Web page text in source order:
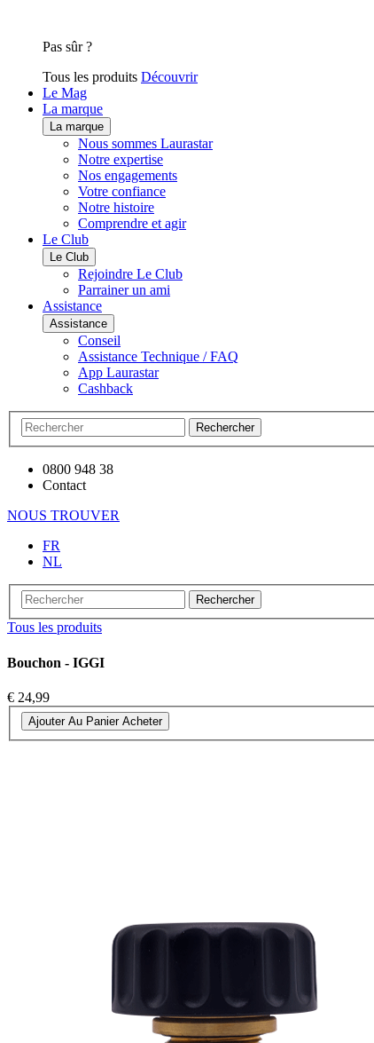
Pas sûr ?
Tous les produits Découvrir
Le Mag
La marque
La marque
Nous sommes Laurastar
Notre expertise
Nos engagements
Votre confiance
Notre histoire
Comprendre et agir
Le Club
Le Club
Rejoindre Le Club
Parrainer un ami
Assistance
Assistance
Conseil
Assistance Technique / FAQ
App Laurastar
Cashback
Rechercher
0800 948 38
Contact
NOUS TROUVER
FR
NL
Rechercher
Tous les produits
Bouchon - IGGI
€ 24,99
Ajouter Au Panier Acheter